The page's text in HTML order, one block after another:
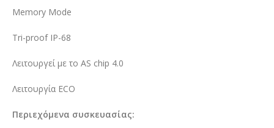
Memory Mode
Tri-proof IP-68
Λειτουργεί με το AS chip 4.0
Λειτουργία ECO
Περιεχόμενα συσκευασίας: